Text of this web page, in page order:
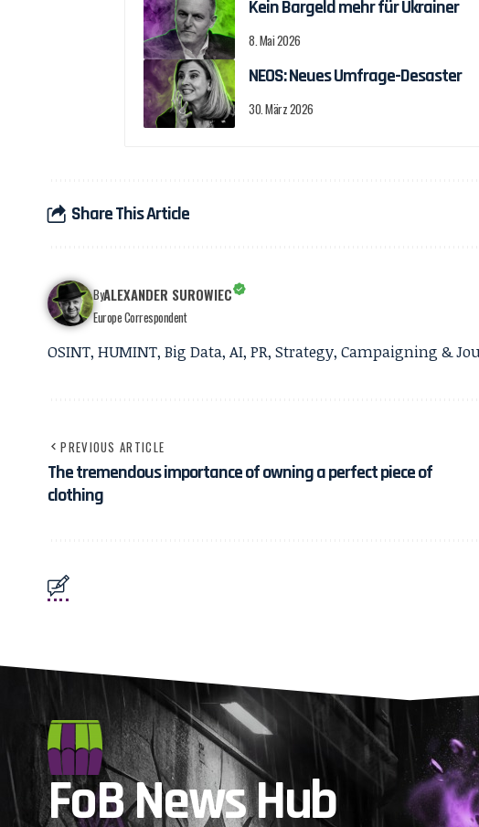
Kein Bargeld mehr für Ukrainer
8. Mai 2026
NEOS: Neues Umfrage-Desaster
30. März 2026
Share This Article
ByALEXANDER SUROWIEC
Europe Correspondent
OSINT, HUMINT, Big Data, AI, PR, Strategy, Campaigning &
PREVIOUS ARTICLE
The tremendous importance of owning a perfect piece of
clothing
FoB News Hub